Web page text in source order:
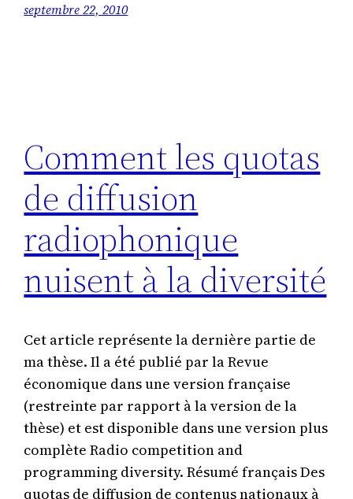
septembre 22, 2010
Comment les quotas
de diffusion
radiophonique
nuisent à la diversité
Cet article représente la dernière partie de
ma thèse. Il a été publié par la Revue
économique dans une version française
(restreinte par rapport à la version de la
thèse) et est disponible dans une version plus
complète Radio competition and
programming diversity. Résumé français Des
quotas de diffusion de contenus nationaux à